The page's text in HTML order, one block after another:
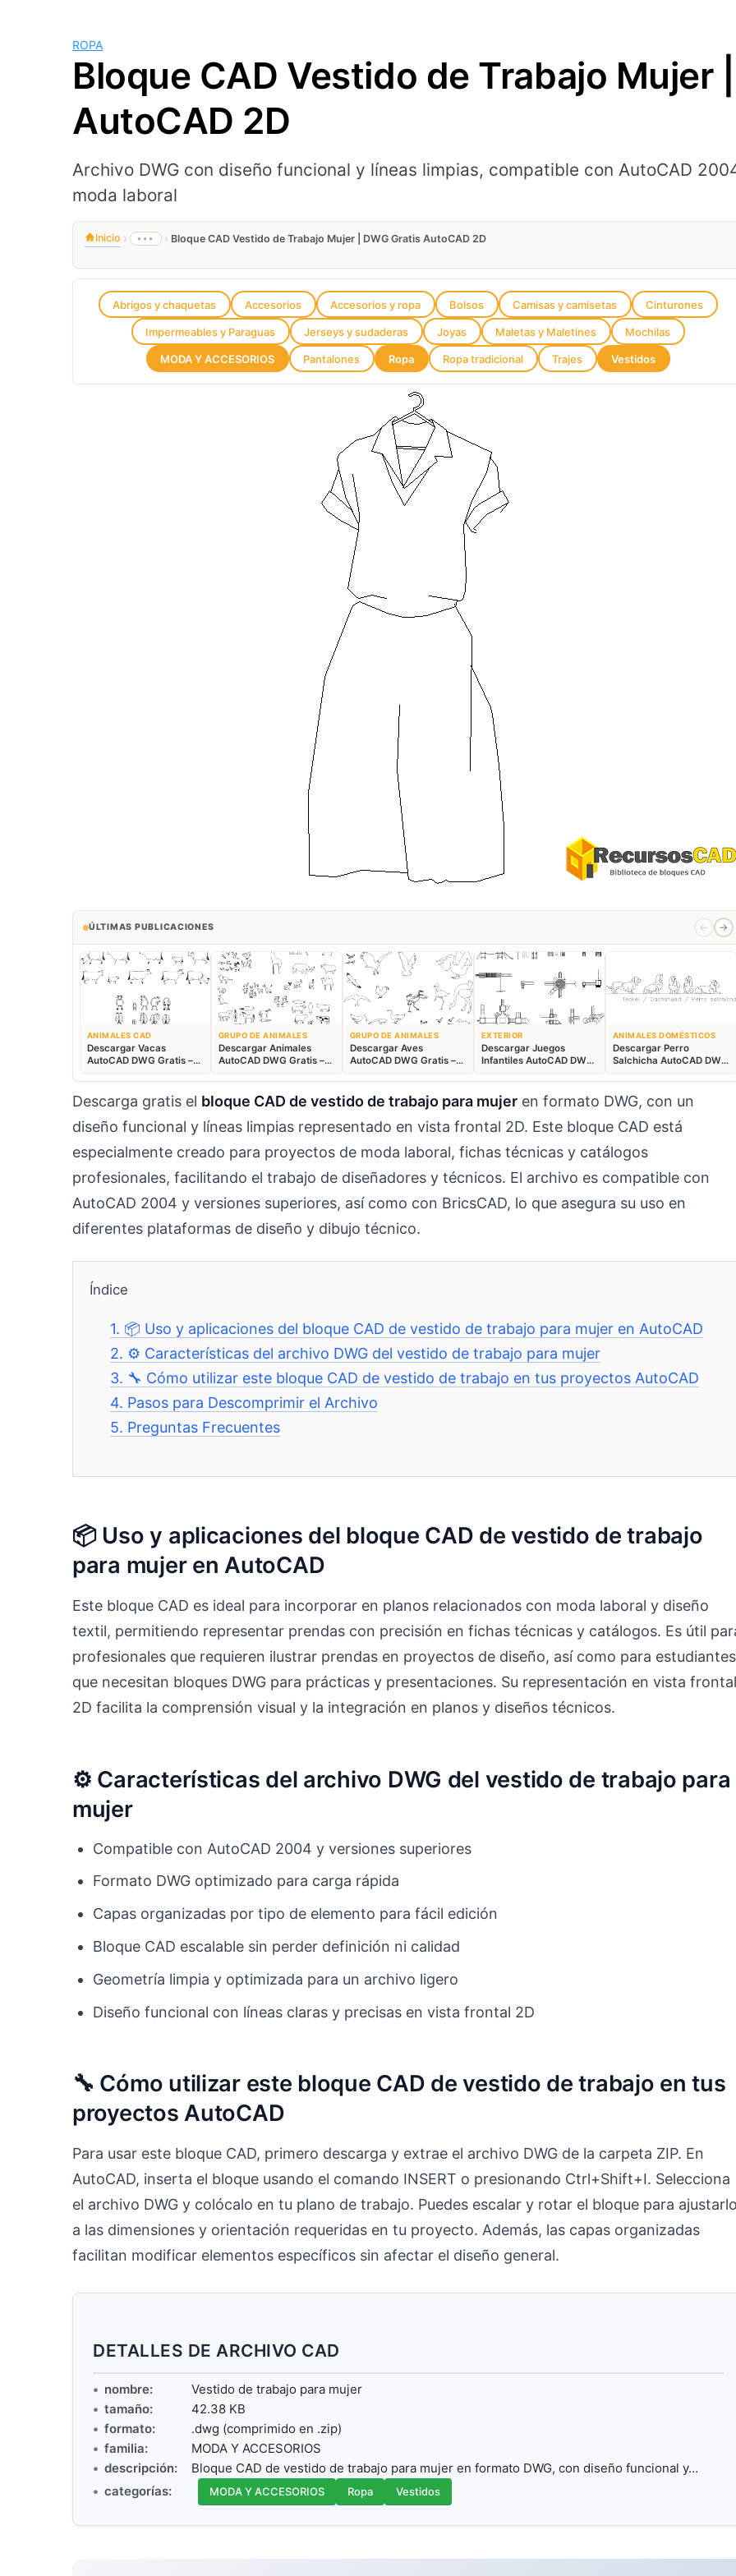
ROPA
Bloque CAD Vestido de Trabajo Mujer
AutoCAD 2D
Archivo DWG con diseño funcional y líneas limpias, compatible con AutoCAD
moda laboral
Inicio › ••• › Bloque CAD Vestido de Trabajo Mujer | DWG Gratis AutoCAD 2D
Abrigos y chaquetas Accesorios Accesorios y ropa Bolsos Camisas y camisetas Cinturones
Impermeables y Paraguas Jerseys y sudaderas Joyas Maletas y Maletines Mochilas
MODA Y ACCESORIOS Pantalones Ropa Ropa tradicional Trajes Vestidos
ÚLTIMAS PUBLICACIONES ← →
ANIMALES CAD
Descargar Vacas
AutoCAD DWG Gratis –
Bloques Ganaderos 2D
GRUPO DE ANIMALES
Descargar Animales
AutoCAD DWG Gratis –
Fauna 2D CAD
GRUPO DE ANIMALES
Descargar Aves
AutoCAD DWG Gratis –
Bloques Animales 2D
EXTERIOR
Descargar Juegos
Infantiles AutoCAD DWG
Gratis – Parque 2D
ANIMALES DOMÉSTICOS
Descargar Perro
Salchicha AutoCAD DWG
Gratis – Bloque 2D
Descarga gratis el bloque CAD de vestido de trabajo para mujer en formato DWG, con un
diseño funcional y líneas limpias representado en vista frontal 2D. Este bloque CAD está
especialmente creado para proyectos de moda laboral, fichas técnicas y catálogos
profesionales, facilitando el trabajo de diseñadores y técnicos. El archivo es compatible con
AutoCAD 2004 y versiones superiores, así como con BricsCAD, lo que asegura su uso en
diferentes plataformas de diseño y dibujo técnico.
Índice
1. 📦 Uso y aplicaciones del bloque CAD de vestido de trabajo para mujer en AutoCAD
2. ⚙️ Características del archivo DWG del vestido de trabajo para mujer
3. 🔧 Cómo utilizar este bloque CAD de vestido de trabajo en tus proyectos AutoCAD
4. Pasos para Descomprimir el Archivo
5. Preguntas Frecuentes
📦 Uso y aplicaciones del bloque CAD de vestido de trabajo
para mujer en AutoCAD
Este bloque CAD es ideal para incorporar en planos relacionados con moda laboral y diseño
textil, permitiendo representar prendas con precisión en fichas técnicas y catálogos. Es útil
profesionales que requieren ilustrar prendas en proyectos de diseño, así como para estudiantes
que necesitan bloques DWG para prácticas y presentaciones. Su representación en vista frontal
2D facilita la comprensión visual y la integración en planos y diseños técnicos.
⚙️ Características del archivo DWG del vestido de trabajo para
mujer
Compatible con AutoCAD 2004 y versiones superiores
Formato DWG optimizado para carga rápida
Capas organizadas por tipo de elemento para fácil edición
Bloque CAD escalable sin perder definición ni calidad
Geometría limpia y optimizada para un archivo ligero
Diseño funcional con líneas claras y precisas en vista frontal 2D
🔧 Cómo utilizar este bloque CAD de vestido de trabajo en tus
proyectos AutoCAD
Para usar este bloque CAD, primero descarga y extrae el archivo DWG de la carpeta ZIP. En
AutoCAD, inserta el bloque usando el comando INSERT o presionando Ctrl+Shift+I. Selecciona
el archivo DWG y colócalo en tu plano de trabajo. Puedes escalar y rotar el bloque para ajustarlo
a las dimensiones y orientación requeridas en tu proyecto. Además, las capas organizadas
facilitan modificar elementos específicos sin afectar el diseño general.
DETALLES DE ARCHIVO CAD
nombre:
Vestido de trabajo para mujer
tamaño:
42.38 KB
formato:
.dwg (comprimido en .zip)
familia:
MODA Y ACCESORIOS
descripción:
Bloque CAD de vestido de trabajo para mujer en formato DWG, con diseño funcional y…
categorías:
MODA Y ACCESORIOS Ropa Vestidos